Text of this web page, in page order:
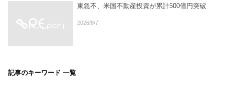
東急不、米国不動産投資が累計500億円突破
2026/8/7
記事のキーワード 一覧